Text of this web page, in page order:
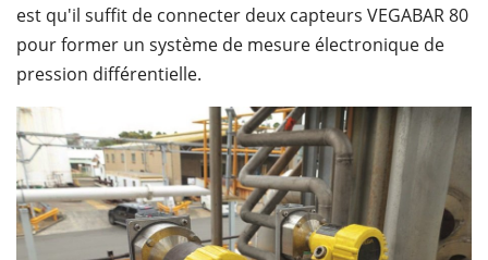
est qu'il suffit de connecter deux capteurs VEGABAR 80
pour former un système de mesure électronique de
pression différentielle.